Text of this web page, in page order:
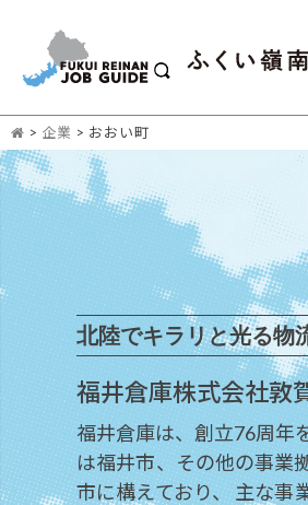
> 企業 > おおい町
北陸でキラリと光る物
福井倉庫株式会社敦
福井倉庫は、創立76周年
は福井市、その他の事業
市に構えており、 主な事